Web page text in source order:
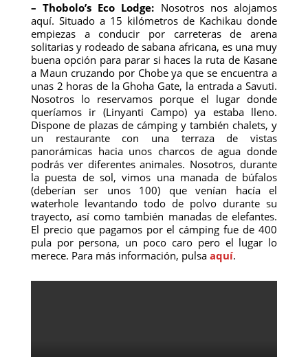
– Thobolo’s Eco Lodge: Nosotros nos alojamos
aquí. Situado a 15 kilómetros de Kachikau donde
empiezas a conducir por carreteras de arena
solitarias y rodeado de sabana africana, es una muy
buena opción para parar si haces la ruta de Kasane
a Maun cruzando por Chobe ya que se encuentra a
unas 2 horas de la Ghoha Gate, la entrada a Savuti.
Nosotros lo reservamos porque el lugar donde
queríamos ir (Linyanti Campo) ya estaba lleno.
Dispone de plazas de cámping y también chalets, y
un restaurante con una terraza de vistas
panorámicas hacia unos charcos de agua donde
podrás ver diferentes animales. Nosotros, durante
la puesta de sol, vimos una manada de búfalos
(deberían ser unos 100) que venían hacía el
waterhole levantando todo de polvo durante su
trayecto, así como también manadas de elefantes.
El precio que pagamos por el cámping fue de 400
pula por persona, un poco caro pero el lugar lo
merece. Para más información, pulsa aquí.